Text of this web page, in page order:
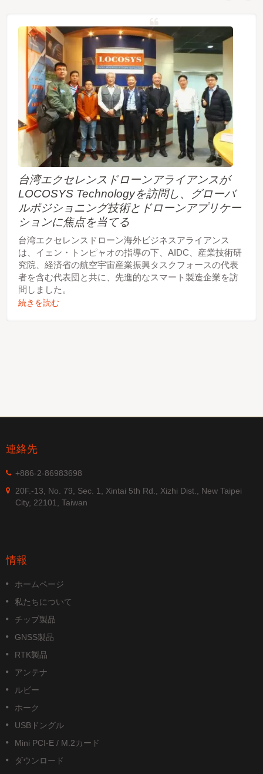
台湾エクセレンスドローンアライアンスが
LOCOSYS Technologyを訪問し、グローバ
ルポジショニング技術とドローンアプリケー
ションに焦点を当てる
台湾エクセレンスドローン海外ビジネスアライアンス
は、イェン・トンピャオの指導の下、AIDC、産業技術研
究院、経済省の航空宇宙産業振興タスクフォースの代表
者を含む代表団と共に、先進的なスマート製造企業を訪
問しました。
続きを読む
連絡先
+886-2-86983698
20F.-13, No. 79, Sec. 1, Xintai 5th Rd., Xizhi Dist., New Taipei
City, 22101, Taiwan
情報
ホームページ
私たちについて
チップ製品
GNSS製品
RTK製品
アンテナ
ルビー
ホーク
USBドングル
Mini PCI-E / M.2カード
ダウンロード